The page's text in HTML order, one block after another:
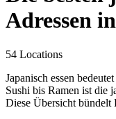
Adressen
54 Locations
Japanisch essen
Sushi bis Ramen ist die
Diese Übersicht bündelt